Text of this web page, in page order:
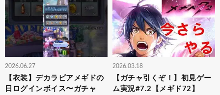
2026.06.27
【衣装】デカラビアメギドの
日ログインボイス〜ガチャ
2026.03.18
【ガチャ引くぞ！】初見ゲー
ム実況#7.2【メギド72】